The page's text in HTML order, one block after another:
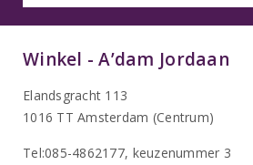
Winkel - A’dam Jordaan
Elandsgracht 113
1016 TT Amsterdam (Centrum)
Tel:085-4862177, keuzenummer 3